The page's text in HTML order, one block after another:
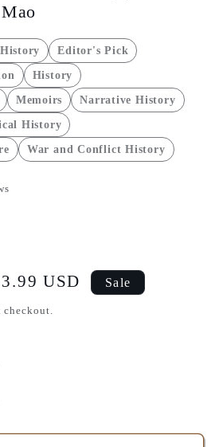
Editor's Pick
History
Memoirs
Narrative History
History
War and Conflict History
USD Sale
checkout.